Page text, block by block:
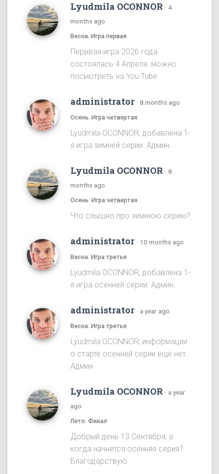
Lyudmila OCONNOR · 4
months ago
Весна. Игра первая
Перввая игра 2026 года
состоялась 4 Апреля. можно
посмотреть на You Tube.
administrator · 8 months ago
Осень. Игра четвертая
Lyudmila OCONNOR, добавлена 1-
я игра зимней серии. Админ.
Lyudmila OCONNOR · 8
months ago
Осень. Игра четвертая
Что слышно про зимнюю серию?
administrator · 10 months ago
Весна. Игра третья
Lyudmila OCONNOR, добавлена 1-
я игра осенней серии. Админ.
administrator · a year ago
Весна. Игра третья
Lyudmila OCONNOR, информации
о старте осенней серии ещё нет.
Админ.
Lyudmila OCONNOR · a year
ago
Лето. Финал
Добрый день 13 Сентября, а
когда начнется осенняя серия?
Благодарствую.